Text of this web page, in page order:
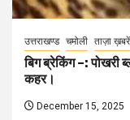
उत्तराखण्ड चमोली ताज़ा ख़बरें
बिग ब्रेकिंग –: पोखरी
कहर।
December 15, 2025